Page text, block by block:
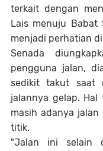
terkait dengan
Lais menuju Babat
menjadi perhatian
Senada
pengguna jalan,
sedikit takut saat
jalannya gelap.
masih adanya
titik.
"Jalan ini selain